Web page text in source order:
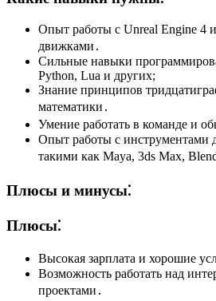
Опыт работы с Unreal Engine 4
движками․
Сильные навыки
Python, Lua и других;
Знание принципов
математики․
Умение работать в команде и
Опыт работы с инструментами
такими как Maya, 3ds Max,
Плюсы и минусы⁚
Плюсы⁚
Высокая зарплата и хорошие
Возможность работать над
проектами․